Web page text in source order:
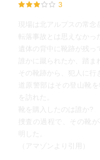
3
現場は北アルプスの常念
転落事故とは思えなかっ
遺体の背中に靴跡が残っ
誰かに蹴られたか、踏ま
その靴跡から、犯人に行
道原警部はその登山靴
を訪れた。
靴を購入したのは誰か?
捜査の過程で、その靴
明した。
（アマゾンより引用）